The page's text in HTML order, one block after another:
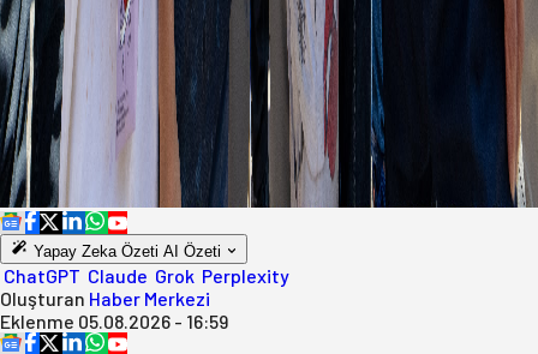
Yapay Zeka Özeti AI Özeti
ChatGPT Claude Grok Perplexity
Oluşturan Haber Merkezi
Eklenme 05.08.2026 - 16:59